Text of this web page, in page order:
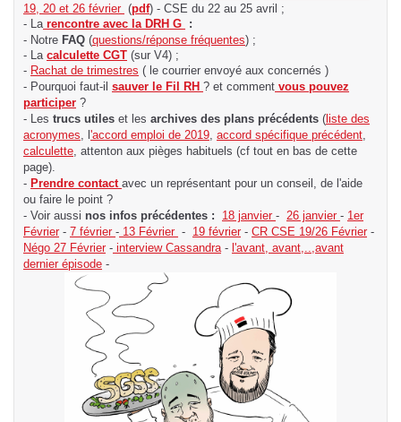
19, 20 et 26 février (pdf) - CSE du 22 au 25 avril ;
- La rencontre avec la DRH G :
- Notre FAQ (questions/réponse fréquentes) ;
- La calculette CGT (sur V4) ;
- Rachat de trimestres ( le courrier envoyé aux concernés )
- Pourquoi faut-il sauver le Fil RH ? et comment vous pouvez
participer ?
- Les trucs utiles et les archives des plans précédents (liste des
acronymes , l'accord emploi de 2019 accord spécifique précédent
calculette , attenton aux pièges habituels (cf tout en bas de cette
page).
- Prendre contact avec un représentant pour un conseil, de l'aide
ou faire le point ?
- Voir aussi nos infos précédentes : 18 janvier - 26 janvier - 1er
Février- 7 février - 13 Février - 19 février- CR CSE 19/26 Février-
Négo 27 Février - interview Cassandra - l'avant, avant,..,avant
dernier épisode -